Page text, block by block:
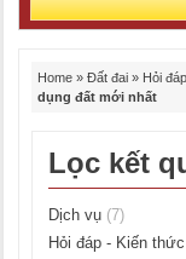
Home » Đất đai » Hỏi
dụng đất mới nhất
Lọc kết
Dịch vụ (7)
Hỏi đáp - Kiến thức